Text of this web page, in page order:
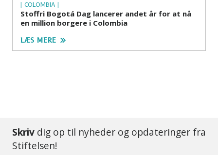
| COLOMBIA |
Stoffri Bogotá Dag lancerer andet år for at nå
en million borgere i Colombia
LÆS MERE
Skriv dig op til nyheder og opdateringer fra
Stiftelsen!